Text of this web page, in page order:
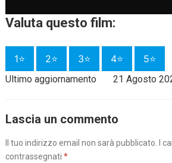
Valuta questo film:
1⭐ 2⭐ 3⭐ 4⭐ 5⭐
Ultimo aggiornamento 21 Agosto
Lascia un commento
Il tuo indirizzo email non sarà pubblicato.
I
contrassegnati *